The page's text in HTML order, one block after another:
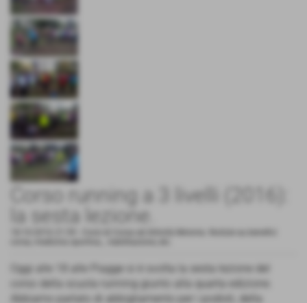
Corso running a 3 livelli (2016):
la sesta lezione.
Oggi alle 18 alle Piagge si è svolta la sesta lezione del
corso della scuola running giunto alla quarta edizione.
Abbiamo parlato di abbigliamento per i podisti, della